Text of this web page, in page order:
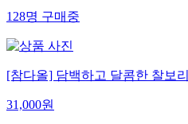
128명구매중
[참다올] 담백하고 달콤한 찰보
31,000원